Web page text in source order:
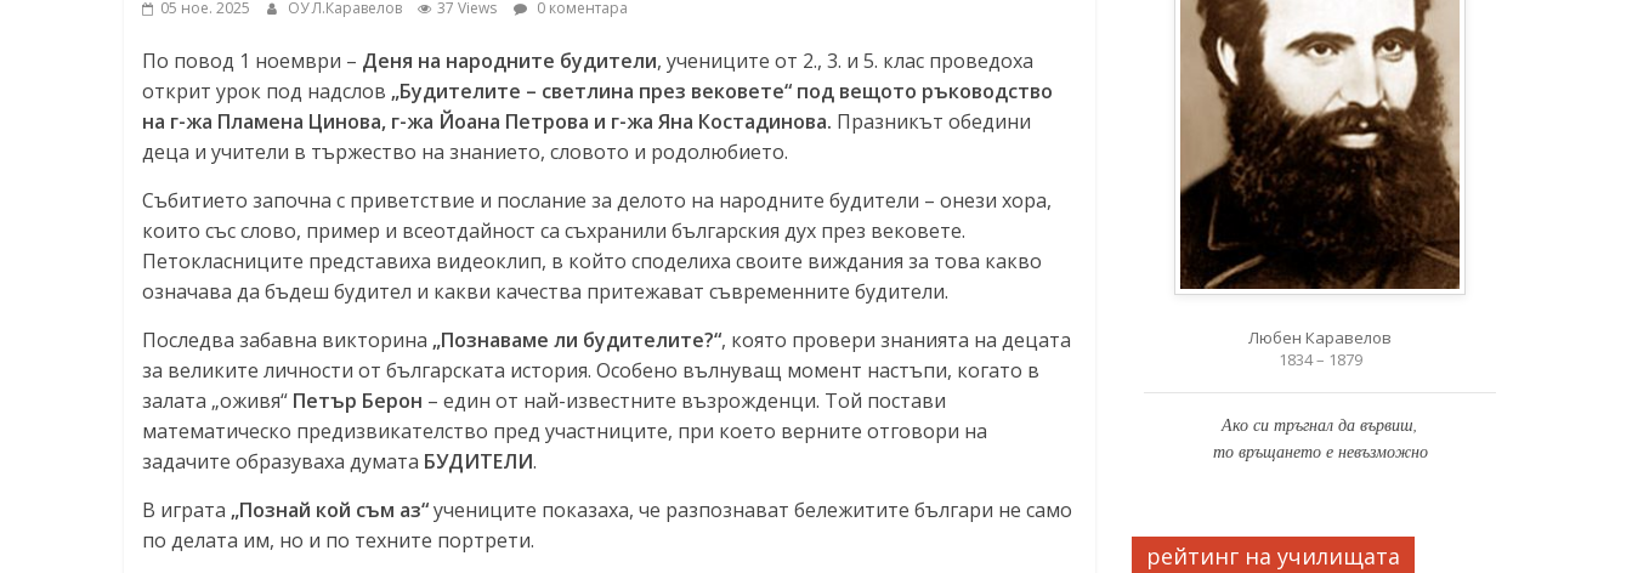
ресурси (ЦРЧР)
05 ное. 2025 ОУ Л.Каравелов 37 Views 0 коментара
По повод 1 ноември – Деня на народните будители, учениците от 2., 3. и 5. клас проведоха
открит урок под надслов „Будителите – светлина през вековете“ под вещото ръководство
на г-жа Пламена Цинова, г-жа Йоана Петрова и г-жа Яна Костадинова. Празникът обедини
деца и учители в тържество на знанието, словото и родолюбието.
Събитието започна с приветствие и послание за делото на народните будители – онези хора,
които със слово, пример и всеотдайност са съхранили българския дух през вековете.
Петокласниците представиха видеоклип, в който споделиха своите виждания за това какво
означава да бъдеш будител и какви качества притежават съвременните будители.
Последва забавна викторина „Познаваме ли будителите?“, която провери знанията на децата
за великите личности от българската история. Особено вълнуващ момент настъпи, когато в
залата „оживя“ Петър Берон – един от най-известните възрожденци. Той постави
математическо предизвикателство пред участниците, при което верните отговори на
задачите образуваха думата БУДИТЕЛИ.
В играта „Познай кой съм аз“учениците показаха, че разпознават бележитите българи не само
по делата им, но и по техните портрети.
Любен Каравелов
1834 – 1879
Ако си тръгнал да вървиш,
то връщането е невъзможно
рейтинг на училищата